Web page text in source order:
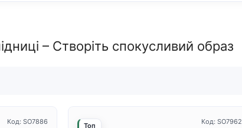
– Створіть спокусливий образ
Код: SO7886 Код: SO7962
Топ